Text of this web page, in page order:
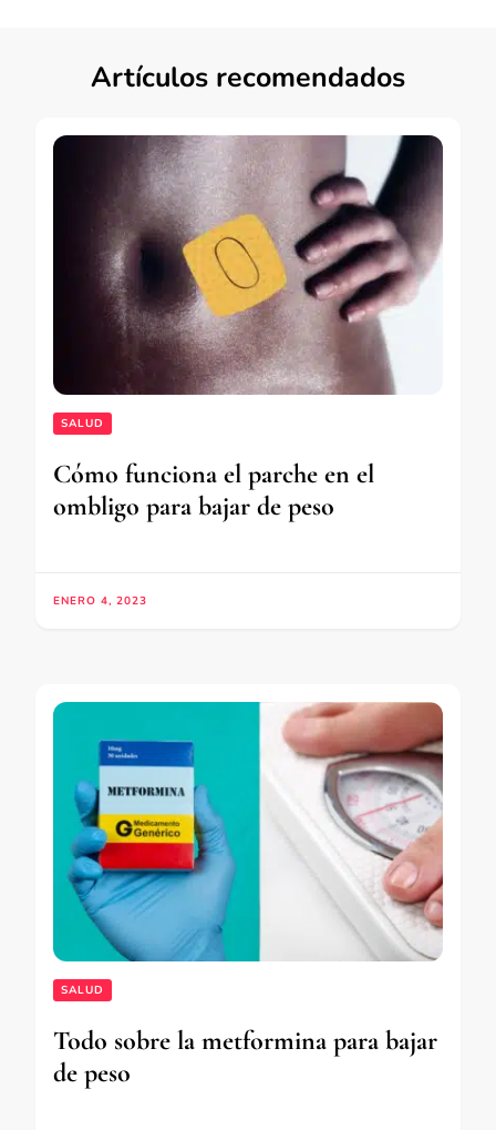
Artículos recomendados
SALUD
Cómo funciona el parche en el
ombligo para bajar de peso
ENERO 4, 2023
SALUD
Todo sobre la metformina para bajar
de peso